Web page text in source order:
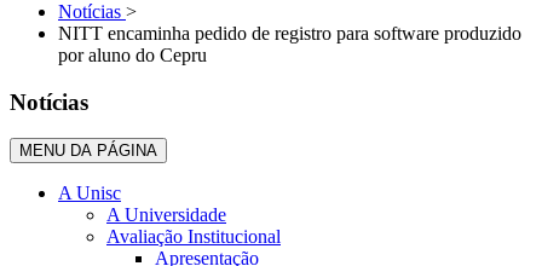
Notícias >
NITT encaminha pedido de registro para software produzido
por aluno do Cepru
Notícias
MENU DA PÁGINA
A Unisc
A Universidade
Avaliação Institucional
Apresentação